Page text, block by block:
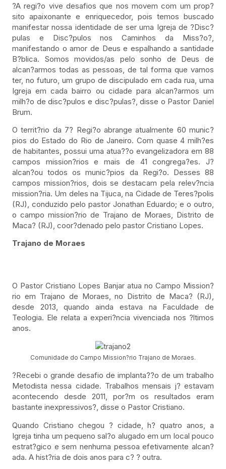
?A regi?o vive desafios que nos movem com um prop?
sito apaixonante e enriquecedor, pois temos buscado
manifestar nossa identidade de ser uma Igreja de ?Disc?
pulas e Disc?pulos nos Caminhos da Miss?o?,
manifestando o amor de Deus e espalhando a santidade
B?blica. Somos movidos/as pelo sonho de Deus de
alcan?armos todas as pessoas, de tal forma que vamos
ter, no futuro, um grupo de discipulado em cada rua, uma
Igreja em cada bairro ou cidade para alcan?armos um
milh?o de disc?pulos e disc?pulas?, disse o Pastor Daniel
Brum.
O territ?rio da 7? Regi?o abrange atualmente 60 munic?
pios do Estado do Rio de Janeiro. Com quase 4 milh?es
de habitantes, possui uma atua??o evangelizadora em 88
campos mission?rios e mais de 41 congrega?es. J?
alcan?ou todos os munic?pios da Regi?o. Desses 88
campos mission?rios, dois se destacam pela relev?ncia
mission?ria. Um deles na Tijuca, na Cidade de Teres?polis
(RJ), conduzido pelo pastor Jonathan Eduardo; e o outro,
o campo mission?rio de Trajano de Moraes, Distrito de
Maca? (RJ), coor?denado pelo pastor Cristiano Lopes.
Trajano de Moraes
O Pastor Cristiano Lopes Banjar atua no Campo Mission?
rio em Trajano de Moraes, no Distrito de Maca? (RJ),
desde 2013, quando ainda estava na Faculdade de
Teologia. Ele relata a experi?ncia vivenciada nos ?ltimos
anos.
Comunidade do Campo Mission?rio Trajano de Moraes.
?Recebi o grande desafio de implanta??o de um trabalho
Metodista nessa cidade. Trabalhos mensais j? estavam
acontecendo desde 2011, por?m os resultados eram
bastante inexpressivos?, disse o Pastor Cristiano.
Quando Cristiano chegou ? cidade, h? quatro anos, a
Igreja tinha um pequeno sal?o alugado em um local pouco
estrat?gico e sem nenhuma pessoa efetivamente alcan?
ada. A hist?ria de dois anos para c? ? outra.